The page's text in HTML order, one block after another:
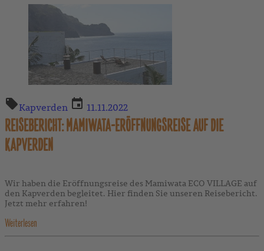
Kapverden 11.11.2022
REISEBERICHT: MAMIWATA-ERÖFFNUNGSREISE AUF DIE
KAPVERDEN
Wir haben die Eröffnungsreise des Mamiwata ECO VILLAGE auf
den Kapverden begleitet. Hier finden Sie unseren Reisebericht.
Jetzt mehr erfahren!
Weiterlesen